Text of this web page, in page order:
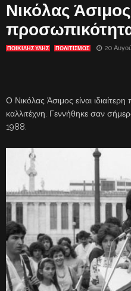
Νικόλας
ΠΟΙΚΙΛΗΣ ΥΛΗΣ ΠΟΛΙΤΙΣΜΟΣ 20
Ο Νικόλας Άσιμος είναι
καλλιτέχνη. Γεννήθηκε σαν
1988.